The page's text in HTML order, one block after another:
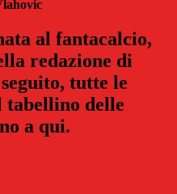
al fantacalcio,
redazione di
tutte le
tabellino delle
a qui.